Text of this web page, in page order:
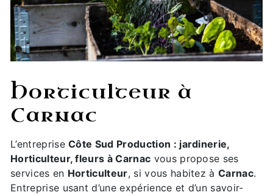
Horticulteur à
Carnac
L’entrepriseCôte Sud Production : jardinerie,
Horticulteur, fleurs à Carnac vous propose ses
services en Horticulteur, si vous habitez àCarnac.
Entreprise usant d’une expérience et d’un savoir-